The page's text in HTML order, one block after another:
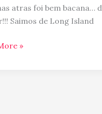
atras foi bem bacana…
Saimos de Long Island
»